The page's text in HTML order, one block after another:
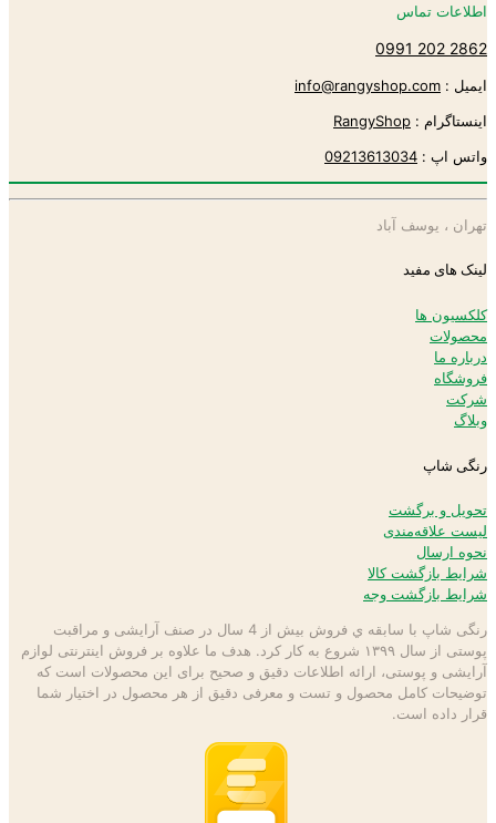
اطلاعات تماس
2862 202 0991
ایمیل : info@rangyshop.com
اینستاگرام : RangyShop
واتس اپ : 09213613034
تهران ، یوسف آباد
لینک های مفید
کلکسیون ها
محصولات
درباره ما
فروشگاه
شرکت
وبلاگ
رنگی شاپ
تحویل و برگشت
لیست علاقه‌مندی
نحوه ارسال
شرایط بازگشت کالا
شرایط بازگشت وجه
رنگی شاپ با سابقه ي فروش بیش از 4 سال در صنف آرایشی و مراقبت
پوستی از سال ۱۳۹۹ شروع به كار كرد. هدف ما علاوه بر فروش اینترنتی لوازم
آرایشی و پوستی، ارائه اطلاعات دقیق و صحیح برای این محصولات است كه
توضيحات كامل محصول و تست و معرفی دقیق از هر محصول در اختيار شما
قرار داده است.